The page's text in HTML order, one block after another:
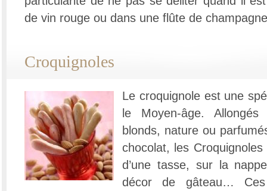
de vin rouge ou dans une flûte de
Croquignoles
Le croquignole est une
le Moyen-âge.
blonds, nature ou
chocolat, les
d’une tasse, sur la
décor de gâteau… Ces